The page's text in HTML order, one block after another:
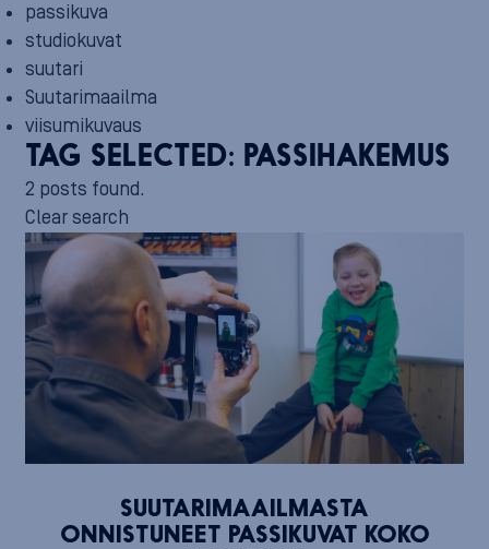
passikuva
studiokuvat
suutari
Suutarimaailma
viisumikuvaus
TAG SELECTED: PASSIHAKEMUS
2 posts found.
Clear search
SUUTARIMAAILMASTA
ONNISTUNEET PASSIKUVAT KOKO